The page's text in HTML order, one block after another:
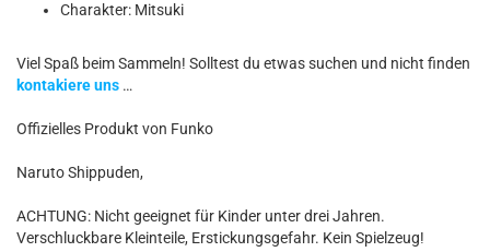
Charakter: Mitsuki
Viel Spaß beim Sammeln! Solltest du etwas suchen und nicht finden
kontakiere uns …
Offizielles Produkt von Funko
Naruto Shippuden,
ACHTUNG: Nicht geeignet für Kinder unter drei Jahren.
Verschluckbare Kleinteile, Erstickungsgefahr. Kein Spielzeug!